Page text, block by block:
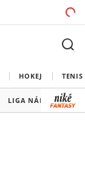
HOKEJ TENIS
LIGA NÁRODOV